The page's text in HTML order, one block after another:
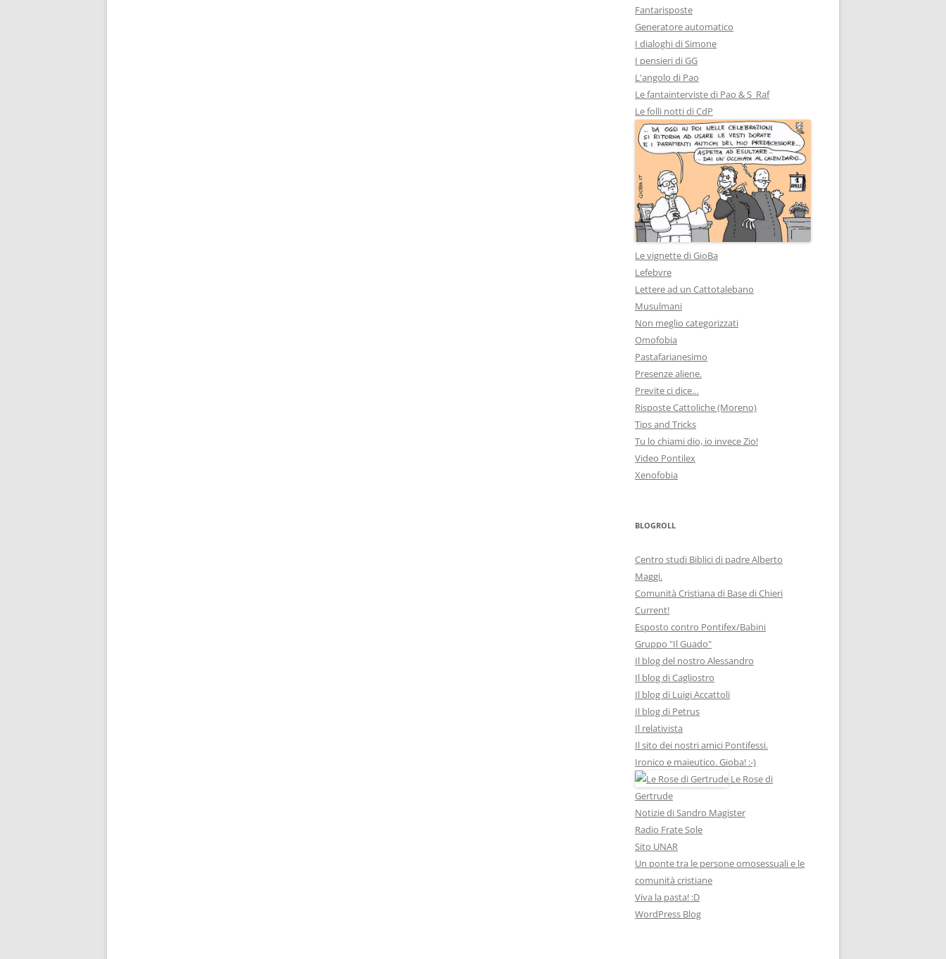
Fantarisposte
Generatore automatico
I dialoghi di Simone
I pensieri di GG
L'angolo di Pao
Le fantainterviste di Pao & S_Raf
Le folli notti di CdP
Le vignette di GioBa
Lefebvre
Lettere ad un Cattotalebano
Musulmani
Non meglio categorizzati
Omofobia
Pastafarianesimo
Presenze aliene.
Previte ci dice…
Risposte Cattoliche (Moreno)
Tips and Tricks
Tu lo chiami dio, io invece Zio!
Video Pontilex
Xenofobia
BLOGROLL
Centro studi Biblici di padre Alberto
Maggi.
Comunità Cristiana di Base di Chieri
Current!
Esposto contro Pontifex/Babini
Gruppo "Il Guado"
Il blog del nostro Alessandro
Il blog di Cagliostro
Il blog di Luigi Accattoli
Il blog di Petrus
Il relativista
Il sito dei nostri amici Pontifessi.
Ironico e maieutico. Gioba! :-)
Le Rose di
Gertrude
Notizie di Sandro Magister
Radio Frate Sole
Sito UNAR
Un ponte tra le persone omosessuali e le
comunità cristiane
Viva la pasta! :D
WordPress Blog